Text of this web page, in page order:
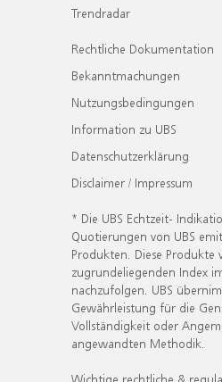
Trendradar
Rechtliche Dokumentation
Bekanntmachungen
Nutzungsbedingungen
Information zu UBS
Datenschutzerklärung
Disclaimer / Impressum
* Die UBS Echtzeit-
Quotierungen von UBS
Produkten. Diese Produkte
zugrundeliegenden Index
nachzufolgen. UBS
Gewährleistung für die
Vollständigkeit oder
angewandten Methodik.